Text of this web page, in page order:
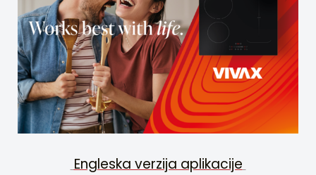
Engleska verzija aplikacije